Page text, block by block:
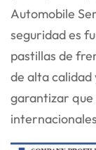
Automobile
seguridad es
pastillas de
de alta
garantizar que